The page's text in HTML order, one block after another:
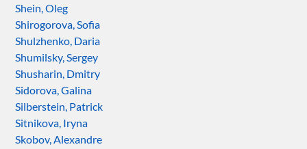
Shein, Oleg
Shirogorova, Sofia
Shulzhenko, Daria
Shumilsky, Sergey
Shusharin, Dmitry
Sidorova, Galina
Silberstein, Patrick
Sitnikova, Iryna
Skobov, Alexandre